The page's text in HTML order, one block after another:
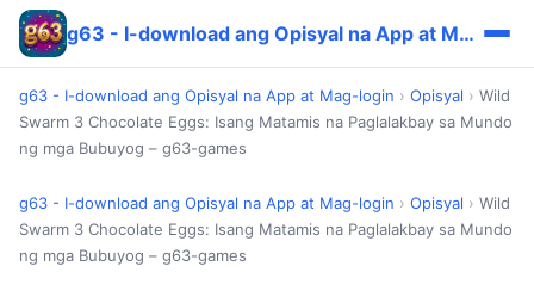
g63 - I-download ang Opisyal na App at Mag-login
g63 - I-download ang Opisyal na App at Mag-login › Opisyal › Wild
Swarm 3 Chocolate Eggs: Isang Matamis na Paglalakbay sa Mundo
ng mga Bubuyog – g63-games
g63 - I-download ang Opisyal na App at Mag-login › Opisyal › Wild
Swarm 3 Chocolate Eggs: Isang Matamis na Paglalakbay sa Mundo
ng mga Bubuyog – g63-games